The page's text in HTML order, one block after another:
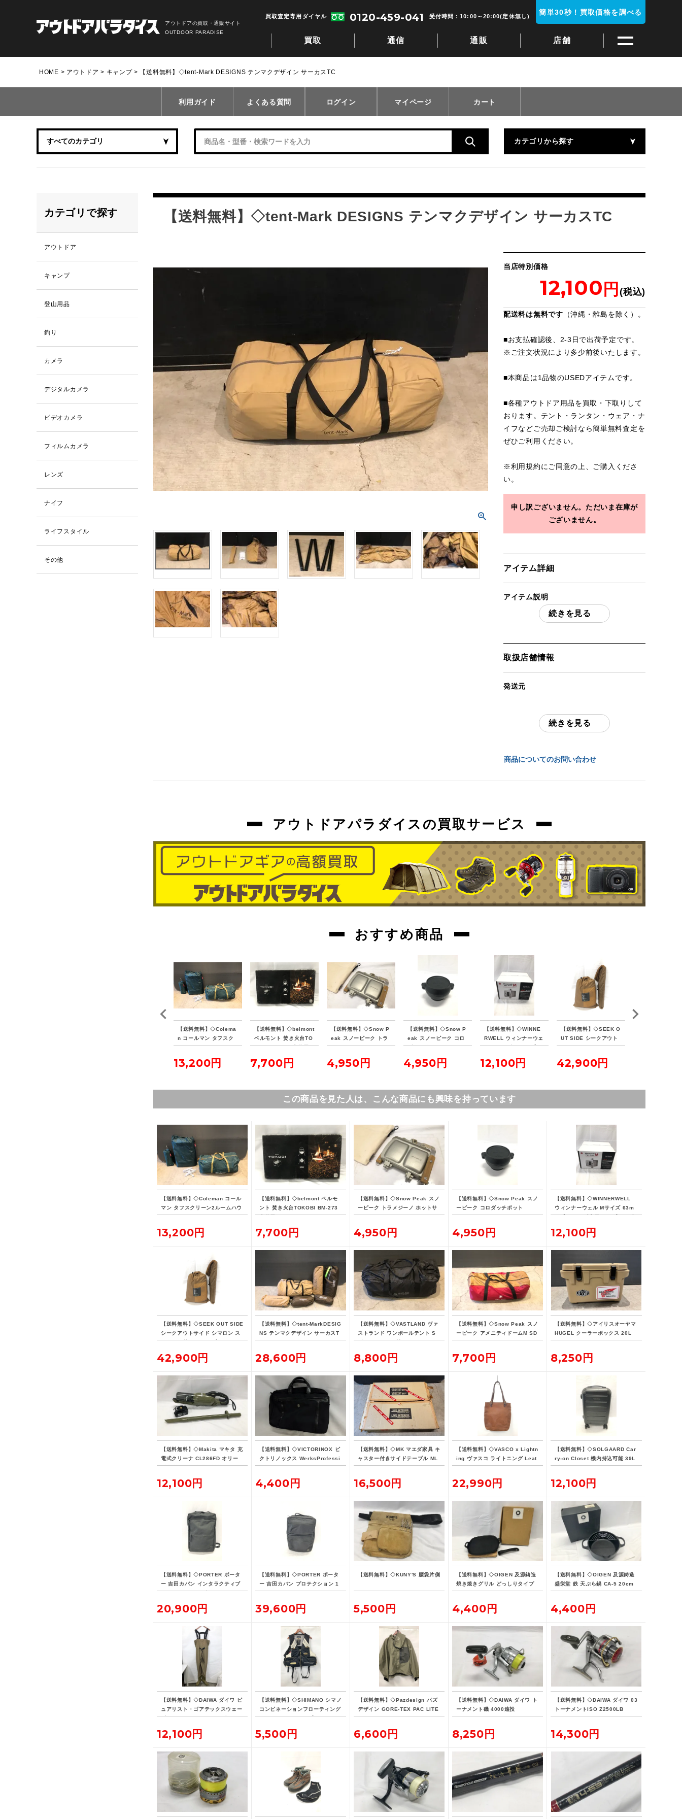
アウトドアの買取・通販サイト
OUTDOOR PARADISE
買取 通信 通販 店舗
買取査定専用ダイヤル 0120-459-041 受付時間：10:00～20:00(定休無し) 簡単30秒！買取価格を調べる
HOME アウトドア キャンプ 【送料無料】◇tent-Mark DESIGNS テンマクデザイン サーカスTC
利用ガイド よくある質問 ログイン マイページ カート
カテゴリから探す
【送料無料】◇tent-Mark DESIGNS テンマクデザイン サーカスTC
当店特別価格
12,100
配送料は無料です （沖縄・離島を除く）。
■お支払確認後、2-3日で出荷予定です。
※ ご注文状況により多少前後いたします。
■本商品は1品物のUSEDアイテムです。
■各種アウトドア用品を買取・下取りして
おります。テント・ランタン・ウェア・ナ
イフなどご売却ご検討なら簡単無料査定を
ぜひご利用ください。
※利用規約にご同意の上、ご購入くださ
い。
申し訳ございません。ただいま在庫が
ございません。
アイテム詳細
アイテム説明
tent-Mark DESIGNS テンマクデザインサ
使用に伴う、傷、汚れ等ございます。弊社
ん。
ペグ、ロープ等の消耗品は、欠品している
す。
万が一、記載にない使用困難な不良がござ
いました場合は、ご返品にて対応させてい
ただきます。
商品管理コード
続きを見る
取扱店舗情報
発送元
続きを見る
商品についてのお問い合わせ
アウトドアパラダイスの買取サービス
おすすめ商品
【送料無料】◇Colema
n コールマン タフスク
リーン2ルームハウス マ
13,200円
【送料無料】◇belmont
ベルモント 焚き火台TO
KOBI BM-273 未使用
7,700円
【送料無料】◇Snow P
eak スノーピーク トラ
メジーノ ホットサンド
4,950円
【送料無料】◇Snow P
eak スノーピーク コロ
ダッチポット
4,950円
【送料無料】◇WINNE
RWELL ウィンナーウェ
ル Mサイズ 63mm 薪ス
ブン 未開封
12,100円
【送料無料】◇SEEK O
UT SIDE シークアウト
サイド シマロン スクリ
ック有り
42,900円
この商品を見た人は、こんな商品にも興味を持っています
【送料無料】◇Coleman コール
マン タフスクリーン2ルームハウ
ス マットシート セット
13,200円
【送料無料】◇belmont ベルモ
ント 焚き火台TOKOBI BM-273
未使用
7,700円
【送料無料】◇Snow Peak スノ
ーピーク トラメジーノ ホットサ
ンドクッカー
4,950円
【送料無料】◇Snow Peak スノ
ーピーク コロダッチポット
4,950円
【送料無料】◇WINNERWELL
ウィンナーウェル Mサイズ 63m
m 薪ストーブ専用 パイプオーブ
12,100円
【送料無料】◇SEEK OUT SIDE
シークアウトサイド シマロン ス
クリーン付き ストーブジャック
42,900円
【送料無料】◇tent-MarkDESIG
NS テンマクデザイン サーカスT
C DX メッシュインナーセット4/
トフラップ
28,600円
【送料無料】◇VASTLAND ヴァ
ストランド ワンポールテント S
グランドシート付
8,800円
【送料無料】◇Snow Peak スノ
ーピーク アメニティドームM SD
E-001R
7,700円
【送料無料】◇アイリスオーヤマ
HUGEL クーラーボックス 20L
8,250円
【送料無料】◇Makita マキタ 充
電式クリーナ CL286FD オリー
ブ 標準ノズル欠品・社外バッテ
12,100円
【送料無料】◇VICTORINOX ビ
クトリノックス WerksProfessi
onal CORDURA 3WAY 604685
4,400円
【送料無料】◇MK マエダ家具 キ
ャスター付きサイドテーブル ML
E-015
16,500円
【送料無料】◇VASCO x Lightn
ing ヴァスコ ライトニング Leat
her Lover Tote ニベレザー トー
22,990円
【送料無料】◇SOLGAARD Car
ry-on Closet 機内持込可能 39L
ブラック キャリーケース
12,100円
【送料無料】◇PORTER ポータ
ー 吉田カバン インタラクティブ
デイパック 14L ビジネスリュッ
20,900円
【送料無料】◇PORTER ポータ
ー 吉田カバン プロテクション 1
5L デイパック リュックサック
39,600円
【送料無料】◇KUNY'S 腰袋片側
5,500円
【送料無料】◇OIGEN 及源鋳造
焼き焼きグリル どっしりタイプ
U-33
4,400円
【送料無料】◇OIGEN 及源鋳造
盛栄堂 鉄 天ぷら鍋 CA-5 20cm
4,400円
【送料無料】◇DAIWA ダイワ ピ
ュアリスト・ゴアテックスウェー
ダー PLW-4201G Lサイズ
12,100円
【送料無料】◇SHIMANO シマノ
コンビネーションフローティング
ベスト・リミテッドプロ VE-190
5,500円
【送料無料】◇Pazdesign パズ
デザイン GORE-TEX PAC LITE
フィッシングジャケット ZGR-10
6,600円
【送料無料】◇DAIWA ダイワ ト
ーナメント磯 4000遠投
8,250円
【送料無料】◇DAIWA ダイワ 03
トーナメントISO Z2500LB
14,300円
カテゴリで探す
アウトドア
キャンプ
登山用品
釣り
カメラ
デジタルカメラ
ビデオカメラ
フィルムカメラ
レンズ
ナイフ
ライフスタイル
その他